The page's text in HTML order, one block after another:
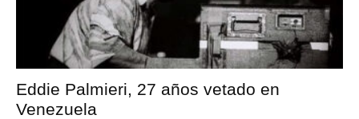
Eddie Palmieri, 27 años vetado en
Venezuela